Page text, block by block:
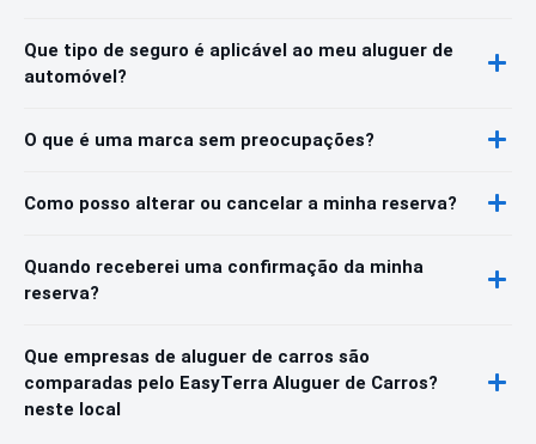
Que tipo de seguro é aplicável ao meu aluguer de
automóvel?
O que é uma marca sem preocupações?
Como posso alterar ou cancelar a minha reserva?
Quando receberei uma confirmação da minha
reserva?
Que empresas de aluguer de carros são
comparadas pelo EasyTerra Aluguer de Carros?
neste local